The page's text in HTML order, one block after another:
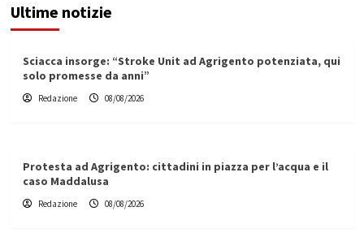
Ultime notizie
Sciacca insorge: “Stroke Unit ad Agrigento potenziata, qui
solo promesse da anni”
Redazione 08/08/2026
Protesta ad Agrigento: cittadini in piazza per l’acqua e il
caso Maddalusa
Redazione 08/08/2026